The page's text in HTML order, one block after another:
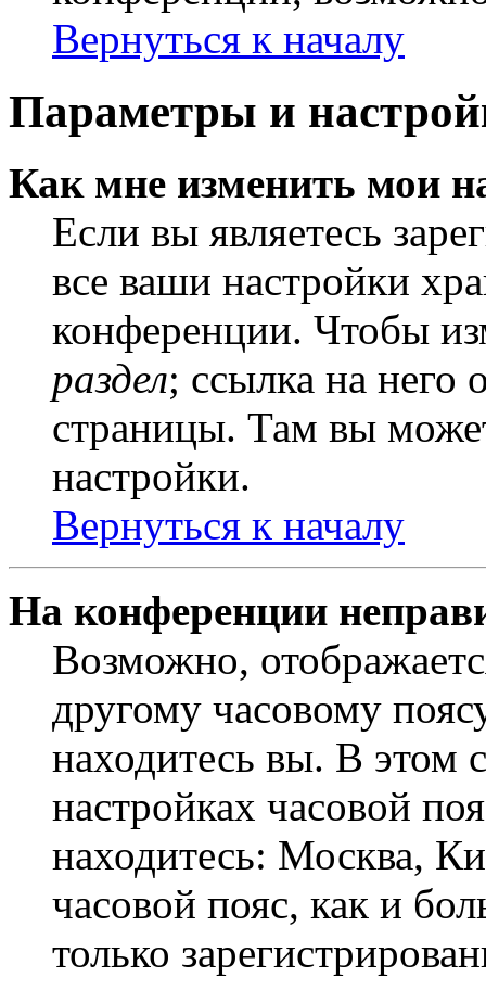
Вернуться к началу
Параметры и
Как мне изменить мои
Если вы являетесь
все ваши настройки
конференции. Чтобы
раздел; ссылка на него
страницы. Там вы
настройки.
Вернуться к началу
На конференции
Возможно,
другому часовому
находитесь вы. В этом
настройках часовой
находитесь: Москва,
часовой пояс, как и
только